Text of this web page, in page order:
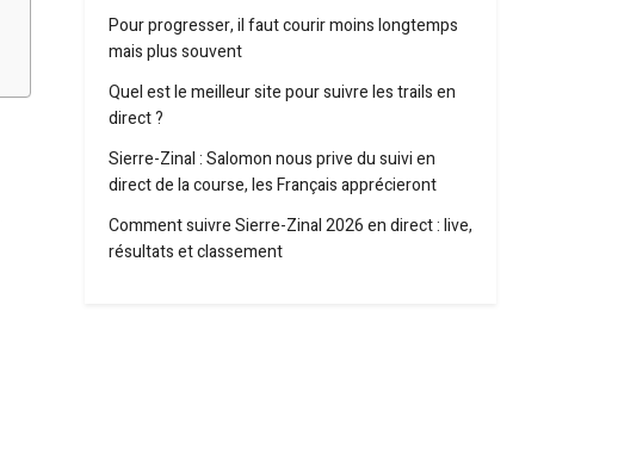
Pour progresser, il faut courir moins longtemps
mais plus souvent
Quel est le meilleur site pour suivre les trails en
direct ?
Sierre-Zinal : Salomon nous prive du suivi en
direct de la course, les Français apprécieront
Comment suivre Sierre-Zinal 2026 en direct : live,
résultats et classement